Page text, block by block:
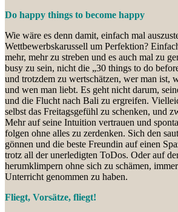
Do happy things to become happy
Wie wäre es denn damit, einfach mal
Wettbewerbskarussell um Perfektion?
mehr, mehr zu streben und es auch mal zu
busy zu sein, nicht die „30 things to do
und trotzdem zu wertschätzen, wer man ist,
und wen man liebt. Es geht nicht darum,
und die Flucht nach Bali zu ergreifen.
selbst das Freitagsgefühl zu schenken, und
Mehr auf seine Intuition vertrauen und
folgen ohne alles zu zerdenken. Sich den
gönnen und die beste Freundin auf einen
trotz all der unerledigten ToDos. Oder auf
herumklimpern ohne sich zu schämen,
Unterricht genommen zu haben.
Fliegt, Vorsätze, fliegt!